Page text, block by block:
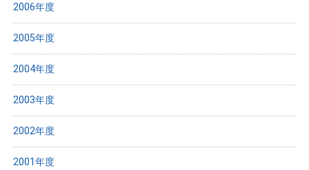
2006年度
2005年度
2004年度
2003年度
2002年度
2001年度